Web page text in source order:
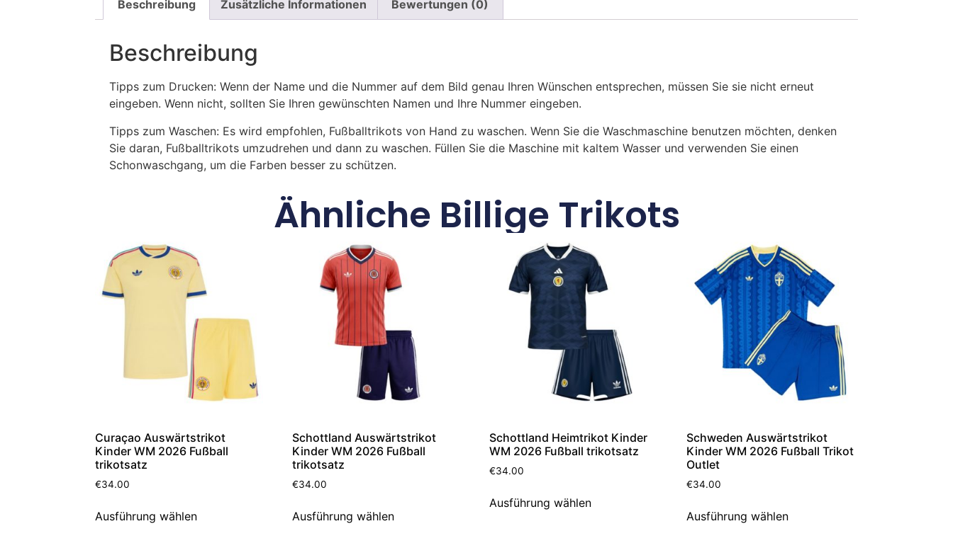
Beschreibung Zusätzliche Informationen Bewertungen (0)
Beschreibung
Tipps zum Drucken: Wenn der Name und die Nummer auf dem Bild genau Ihren Wünschen entsprechen, müssen Sie sie nicht erneut
eingeben. Wenn nicht, sollten Sie Ihren gewünschten Namen und Ihre Nummer eingeben.
Tipps zum Waschen: Es wird empfohlen, Fußballtrikots von Hand zu waschen. Wenn Sie die Waschmaschine benutzen möchten, denken
Sie daran, Fußballtrikots umzudrehen und dann zu waschen. Füllen Sie die Maschine mit kaltem Wasser und verwenden Sie einen
Schonwaschgang, um die Farben besser zu schützen.
Ähnliche Billige Trikots
Curaçao Auswärtstrikot
Kinder WM 2026 Fußball
trikotsatz
€34.00
Ausführung wählen
Schottland Auswärtstrikot
Kinder WM 2026 Fußball
trikotsatz
€34.00
Ausführung wählen
Schottland Heimtrikot Kinder
WM 2026 Fußball trikotsatz
€34.00
Ausführung wählen
Schweden Auswärtstrikot
Kinder WM 2026 Fußball Trikot
Outlet
€34.00
Ausführung wählen